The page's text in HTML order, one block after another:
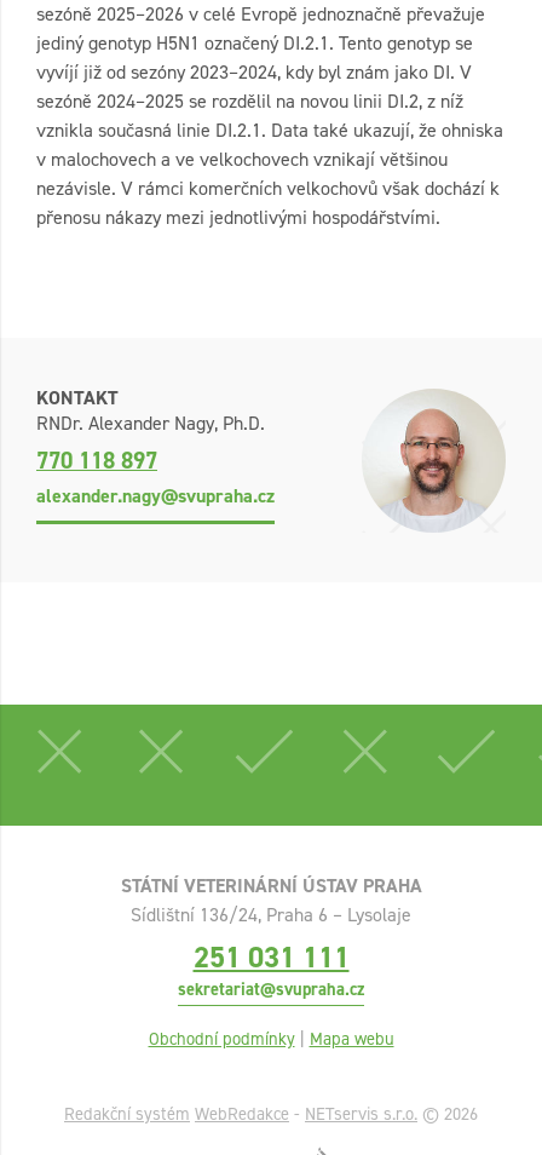
sezóně 2025–2026 v celé Evropě jednoznačně převažuje
jediný genotyp H5N1 označený DI.2.1. Tento genotyp se
vyvíjí již od sezóny 2023–2024, kdy byl znám jako DI. V
sezóně 2024–2025 se rozdělil na novou linii DI.2, z níž
vznikla současná linie DI.2.1. Data také ukazují, že ohniska
v malochovech a ve velkochovech vznikají většinou
nezávisle. V rámci komerčních velkochovů však dochází k
přenosu nákazy mezi jednotlivými hospodářstvími.
KONTAKT
RNDr. Alexander Nagy, Ph.D.
770 118 897
alexander.nagy@svupraha.cz
STÁTNÍ VETERINÁRNÍ ÚSTAV PRAHA
Sídlištní 136/24, Praha 6 – Lysolaje
251 031 111
sekretariat@svupraha.cz
Obchodní podmínky | Mapa webu
Redakční systém WebRedakce - NETservis s.r.o. © 2026